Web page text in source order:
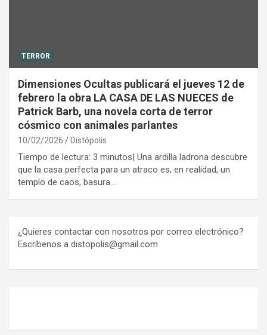
TERROR
Dimensiones Ocultas publicará el jueves 12 de
febrero la obra LA CASA DE LAS NUECES de
Patrick Barb, una novela corta de terror
cósmico con animales parlantes
10/02/2026 Distópolis
Tiempo de lectura: 3 minutos| Una ardilla ladrona descubre
que la casa perfecta para un atraco es, en realidad, un
templo de caos, basura…
¿Quieres contactar con nosotros por correo electrónico?
Escríbenos a distopolis@gmail.com